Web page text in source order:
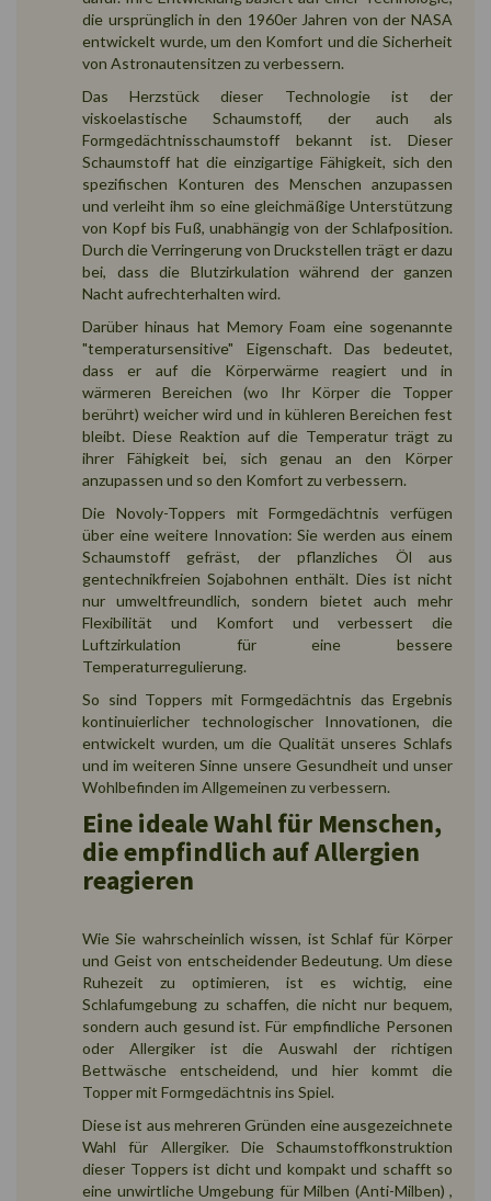
die ursprünglich in den 1960er Jahren von der NASA
entwickelt wurde, um den Komfort und die Sicherheit
von Astronautensitzen zu verbessern.
Das Herzstück dieser Technologie ist der
viskoelastische Schaumstoff, der auch als
Formgedächtnisschaumstoff bekannt ist. Dieser
Schaumstoff hat die einzigartige Fähigkeit, sich den
spezifischen Konturen des Menschen anzupassen
und verleiht ihm so eine gleichmäßige Unterstützung
von Kopf bis Fuß, unabhängig von der Schlafposition.
Durch die Verringerung von Druckstellen trägt er dazu
bei, dass die Blutzirkulation während der ganzen
Nacht aufrechterhalten wird.
Darüber hinaus hat Memory Foam eine sogenannte
"temperatursensitive" Eigenschaft. Das bedeutet,
dass er auf die Körperwärme reagiert und in
wärmeren Bereichen (wo Ihr Körper die Topper
berührt) weicher wird und in kühleren Bereichen fest
bleibt. Diese Reaktion auf die Temperatur trägt zu
ihrer Fähigkeit bei, sich genau an den Körper
anzupassen und so den Komfort zu verbessern.
Die Novoly-Toppers mit Formgedächtnis verfügen
über eine weitere Innovation: Sie werden aus einem
Schaumstoff gefräst, der pflanzliches Öl aus
gentechnikfreien Sojabohnen enthält. Dies ist nicht
nur umweltfreundlich, sondern bietet auch mehr
Flexibilität und Komfort und verbessert die
Luftzirkulation für eine bessere
Temperaturregulierung.
So sind Toppers mit Formgedächtnis das Ergebnis
kontinuierlicher technologischer Innovationen, die
entwickelt wurden, um die Qualität unseres Schlafs
und im weiteren Sinne unsere Gesundheit und unser
Wohlbefinden im Allgemeinen zu verbessern.
Eine ideale Wahl für Menschen,
die empfindlich auf Allergien
reagieren
Wie Sie wahrscheinlich wissen, ist Schlaf für Körper
und Geist von entscheidender Bedeutung. Um diese
Ruhezeit zu optimieren, ist es wichtig, eine
Schlafumgebung zu schaffen, die nicht nur bequem,
sondern auch gesund ist. Für empfindliche Personen
oder Allergiker ist die Auswahl der richtigen
Bettwäsche entscheidend, und hier kommt die
Topper mit Formgedächtnis ins Spiel.
Diese ist aus mehreren Gründen eine ausgezeichnete
Wahl für Allergiker. Die Schaumstoffkonstruktion
dieser Toppers ist dicht und kompakt und schafft so
eine unwirtliche Umgebung für Milben (Anti-Milben) ,